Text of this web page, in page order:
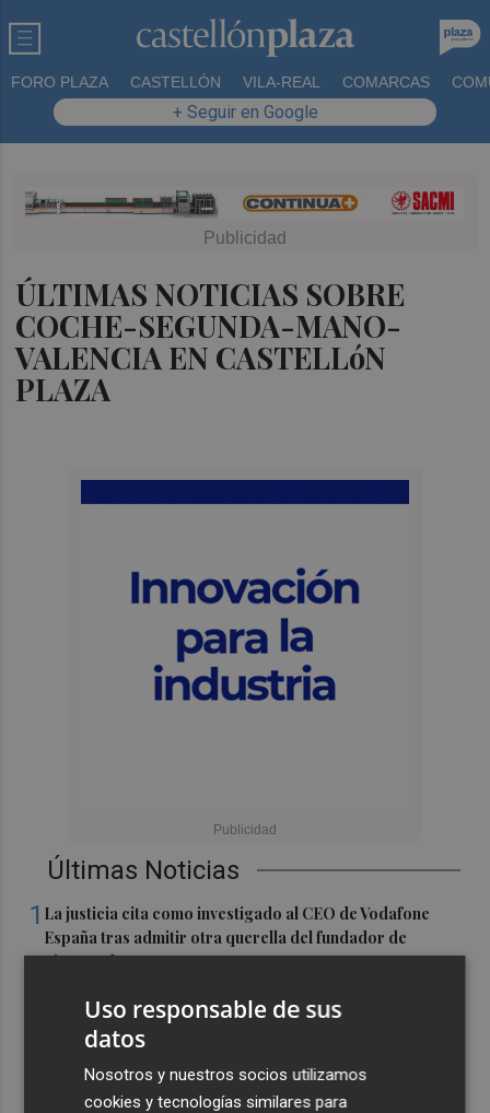
FORO PLAZA CASTELLÓN VILA-REAL COMARCAS
+ Seguir en Google
ÚLTIMAS NOTICIAS SOBRE
COCHE-SEGUNDA-MANO-
VALENCIA EN CASTELLóN
PLAZA
Últimas Noticias
1 La justicia cita como investigado al CEO de Vodafone
España tras admitir otra querella del fundador de
Finetwork
Oysho ocupa la antigua 'flagship' de Nespresso en la
calle Colón de València
El Hospital del Vinalopó se consolida como referente en
la atención al nacimiento
Uso responsable de sus
datos
Nosotros y nuestros socios utilizamos
cookies y tecnologías similares para